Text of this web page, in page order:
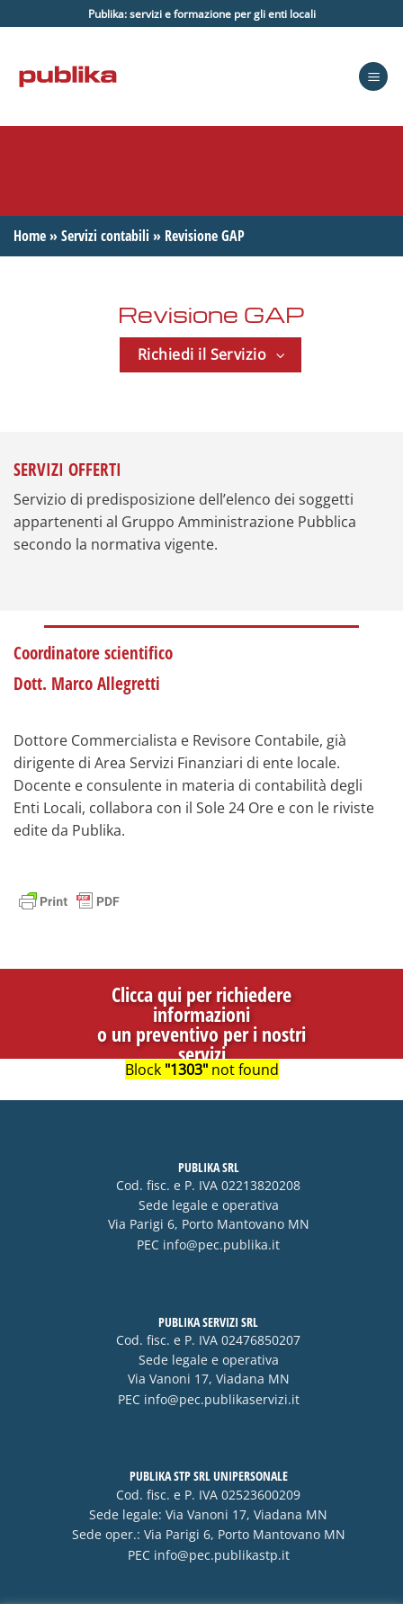
ai
Publika: servizi e formazione per gli enti locali
Home »Servizi contabili » Revisione GAP
Revisione GAP
Richiedi il Servizio
SERVIZI OFFERTI
Servizio di predisposizione dell’elenco dei soggetti
appartenenti al Gruppo Amministrazione Pubblica
secondo la normativa vigente.
Coordinatore scientifico
Dott. Marco Allegretti
Dottore Commercialista e Revisore Contabile, già
dirigente di Area Servizi Finanziari di ente locale.
Docente e consulente in materia di contabilità degli
Enti Locali, collabora con il Sole 24 Ore e con le riviste
edite da Publika.
Clicca qui per richiedere
informazioni
o un preventivo per i nostri
servizi
Block "1303"not found
PUBLIKA SRL
Cod. fisc. e P. IVA 02213820208
Sede legale e operativa
Via Parigi 6, Porto Mantovano MN
PEC info@pec.publika.it
PUBLIKA SERVIZI SRL
Cod. fisc. e P. IVA 02476850207
Sede legale e operativa
Via Vanoni 17, Viadana MN
PEC info@pec.publikaservizi.it
PUBLIKA STP SRL UNIPERSONALE
Cod. fisc. e P. IVA 02523600209
Sede legale: Via Vanoni 17, Viadana MN
Sede oper.: Via Parigi 6, Porto Mantovano MN
PEC info@pec.publikastp.it